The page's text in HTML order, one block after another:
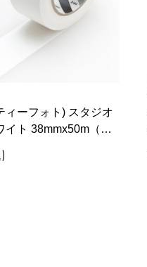
ィーフォト) スタジオ
イト 38mmx50m（